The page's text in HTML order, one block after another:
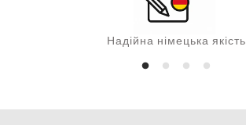
Надійна німецька якість